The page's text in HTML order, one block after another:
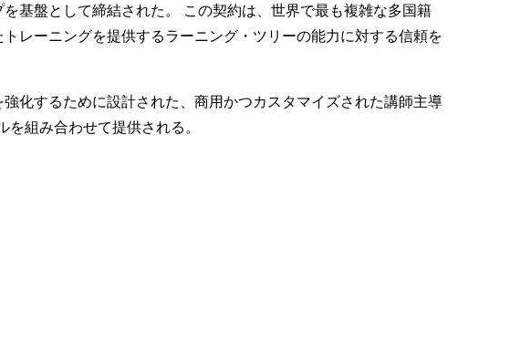
基盤として締結された。 この契約は、世界で最も複雑な多国籍
レーニングを提供するラーニング・ツリーの能力に対する信頼を
化するために設計された、商用かつカスタマイズされた講師主導
組み合わせて提供される。